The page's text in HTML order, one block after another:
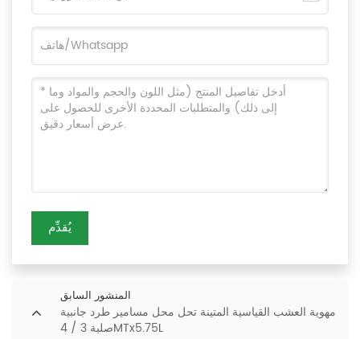
يُقدِّم
المنشور السابق
مهوية العشب القياسية المتينة تحل محل مسامير طرد جانبية
صلبة 3 / 4MTx5.75L